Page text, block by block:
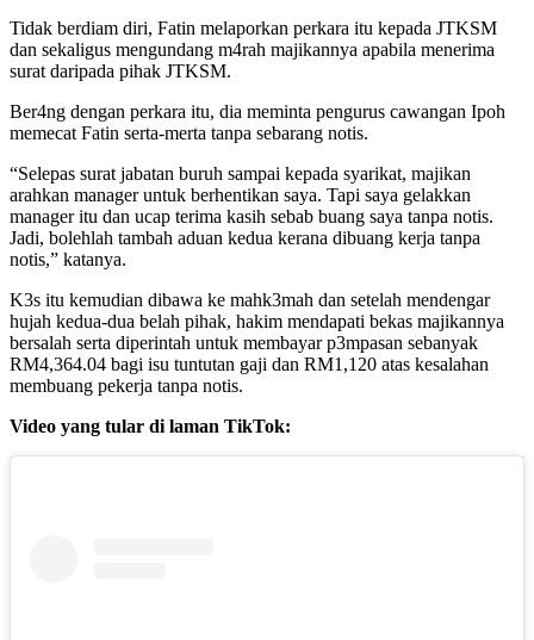
Tidak berdiam diri, Fatin melaporkan perkara itu kepada JTKSM
dan sekaligus mengundang m4rah majikannya apabila menerima
surat daripada pihak JTKSM.
Ber4ng dengan perkara itu, dia meminta pengurus cawangan Ipoh
memecat Fatin serta-merta tanpa sebarang notis.
“Selepas surat jabatan buruh sampai kepada syarikat, majikan
arahkan manager untuk berhentikan saya. Tapi saya gelakkan
manager itu dan ucap terima kasih sebab buang saya tanpa notis.
Jadi, bolehlah tambah aduan kedua kerana dibuang kerja tanpa
notis,” katanya.
K3s itu kemudian dibawa ke mahk3mah dan setelah mendengar
hujah kedua-dua belah pihak, hakim mendapati bekas majikannya
bersalah serta diperintah untuk membayar p3mpasan sebanyak
RM4,364.04 bagi isu tuntutan gaji dan RM1,120 atas kesalahan
membuang pekerja tanpa notis.
Video yang tular di laman TikTok: